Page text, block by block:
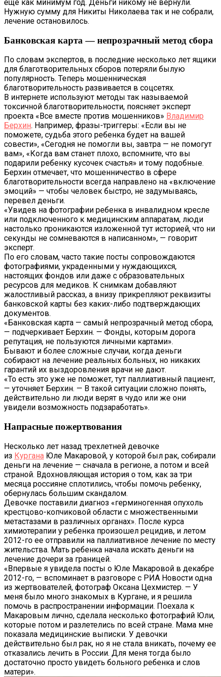
еще как минимум год. Деньги никому не вернули.
Нужную сумму для Никиты Николаева так и не собрали,
лечение остановилось.
Банковская карта — непрозрачный метод сбора
По словам экспертов, в последние несколько лет ящики
для благотворительных сборов потеряли былую
популярность. Теперь мошенническая
благотворительность развивается в соцсетях.
В интернете используют методы так называемой
токсичной благотворительности, поясняет эксперт
проекта «Все вместе против мошенников» Владимир
Берхин. Например, фразы-триггеры: «Если вы не
поможете, судьба этого ребенка будет на вашей
совести», «Сегодня не помогли вы, завтра — не помогут
вам», «Когда вам станет плохо, вспомните, что вы
подарили ребенку кусочек счастья» и тому подобные.
Берхин отмечает, что мошенничество в сфере
благотворительности всегда направлено на «включение
эмоций» — чтобы человек быстро, не задумываясь,
перевел деньги.
«Увидев на фотографии ребенка в инвалидном кресле
или подключенного к медицинским аппаратам, люди
настолько проникаются изложенной тут историей, что ни
секунды не сомневаются в написанном», — говорит
эксперт.
По его словам, часто такие посты сопровождаются
фотографиями, украденными у нуждающихся,
настоящих фондов или даже с образовательных
ресурсов для медиков. К снимкам добавляют
жалостливый рассказ, а внизу прикрепляют реквизиты
банковской карты без каких-либо подтверждающих
документов.
«Банковская карта — самый непрозрачный метод сбора,
— подчеркивает Берхин. — Фонды, которым дорога
репутация, не пользуются личными картами».
Бывают и более сложные случаи, когда деньги
собирают на лечение реальных больных, но никаких
гарантий их выздоровления врачи не дают.
«То есть это уже не поможет, тут паллиативный пациент,
— уточняет Берхин. — В такой ситуации сложно понять,
действительно ли люди верят в чудо или же они
увидели возможность подзаработать».
Напрасные пожертвования
Несколько лет назад трехлетней девочке
из Кургана Юле Макаровой, у которой был рак, собирали
деньги на лечение — сначала в регионе, а потом и всей
страной. Вдохновляющая история о том, как за три
месяца россияне сплотились, чтобы помочь ребенку,
обернулась большим скандалом.
Девочке поставили диагноз «герминогенная опухоль
крестцово-копчиковой области с множественными
метастазами в различных органах». После курса
химиотерапии у ребенка произошел рецидив, и летом
2012-го ее отправили на паллиативное лечение по месту
жительства. Мать ребенка начала искать деньги на
лечение дочери за границей.
«Впервые я увидела посты о Юле Макаровой в декабре
2012-го, — вспоминает в разговоре с РИА Новости одна
из жертвователей, фотограф Оксана Цехмистер. — У
меня было много знакомых в Кургане, и я решила
помочь в распространении информации. Поехала к
Макаровым лично, сделала несколько фотографий Юли,
которые потом и разлетелись по всей стране. Мама мне
показала медицинские выписки. У девочки
действительно был рак, но я не стала вникать, почему ее
отказались лечить в России. Для меня тогда было
достаточно просто увидеть больного ребенка и слов
матери».